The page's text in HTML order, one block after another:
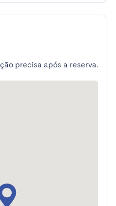
precisa após a reserva.